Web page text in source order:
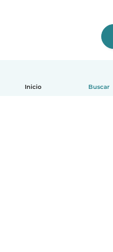
Inicio Buscar